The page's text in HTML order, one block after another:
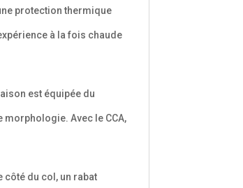
protection thermique
à la fois chaude
est équipée du
Avec le CCA,
côté du col, un rabat